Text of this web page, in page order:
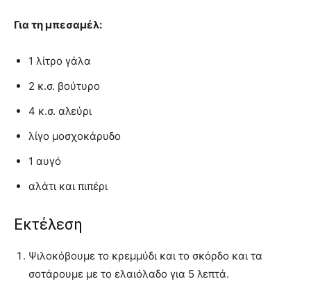
Για τη μπεσαμέλ:
1 λίτρο γάλα
2 κ.σ. βούτυρο
4 κ.σ. αλεύρι
λίγο μοσχοκάρυδο
1 αυγό
αλάτι και πιπέρι
Εκτέλεση
Ψιλοκόβουμε το κρεμμύδι και το σκόρδο και τα
σοτάρουμε με το ελαιόλαδο για 5 λεπτά.